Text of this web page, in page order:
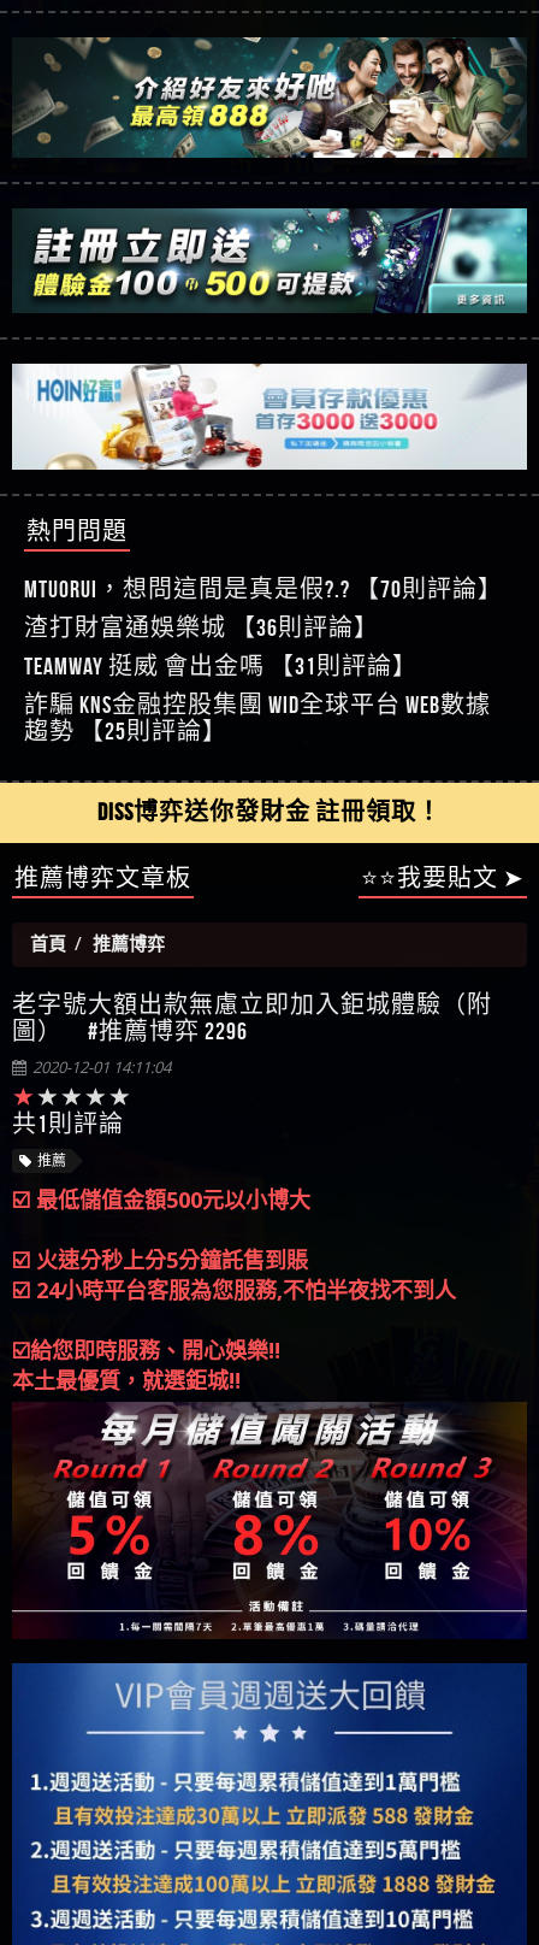
錢怎麼辦 本文教你如何拿回被騙資金
KnTop是詐騙嗎 【KnTop】KnTop無法出金 被KnTop詐騙
的錢一招拿回
【免費討回資金賴zg369】機台運算專案是詐騙嗎
機台運算專案是不是詐騙 機台運算專案是真的嗎
被機台運算專案詐騙的錢怎麼辦 本文教你如何拿
回被騙資金
【其他問題】 Hoyabit詐騙持續收割國人中【免費
討回資金賴zg369】Hoyabit是詐騙嗎 Hoyabit是不是詐
騙 Hoyabit是真的嗎 被HoyabitHoyabit詐騙的錢怎麼辦
本文教你如何拿回被騙資金
【其他問題】KS.M多元化行銷詐騙持續收割國人
中【免費討回資金賴zg369】KS.M多元化行銷是詐
騙嗎 KS.M多元化行銷是不是詐騙 KS.M多元化行銷是
真的嗎 被KS.M多元化行銷詐騙的錢怎麼辦 本文教
你如何拿回被騙資金
【其他問題】免費追回賴「zg369」深度解析野原
家 Family & Love如何詐騙 野原家 Family & Love是不是詐
騙 野原家 Family & Love是真的嗎 野原家 Family & Love是
詐騙嗎 165多次通報野原家 Family & Love是詐騙平台
【其他問題】元盈橋詐騙持續收割國人中【免費
討回資金賴zg369】元盈橋是詐騙嗎 元盈橋是不是
詐騙 元盈橋是真的嗎 被元盈橋詐騙的錢怎麼辦
【其他問題】被騙追回賴【zg369】M.L.Edge利用新
型詐騙手法欺詐群眾 M.L.Edge是真的嗎 M.L.Edge是不
金 被M.L.Edge詐騙的錢一招拿回
【其他問題】 Robinhood詐騙持續收割國人中【免
不是詐騙 Robinhood是真的嗎 被Robinhood詐騙的錢怎
麼辦 本文教你如何拿回被騙資金
資金賴zg369】FLTO是詐騙嗎 FLTO是不是詐騙 FLTO是
真的嗎 被FLTO詐騙的錢怎麼辦 本文教你如何拿回
被騙資金
【其他問題】 遇詐騙求救賴【zg369】八旬老翁被
ALYWS詐騙家破人亡 ALYWS是真的嗎 ALYWS是不是詐騙
ALYWS是詐騙嗎 （ALYWS）無法出金 請小心群組暗椿
【其他問題】 一招教你揭秘新型詐騙手法 （受害
者免費援助賴zg369）當當詐騙 當當是不是詐騙 當
當是真的嗎 當當是詐騙嗎 六旬老婦深信當當高獲
利回報被騙的家破人亡
【其他問題】用理性數據指路，開啟你的高回報
娛樂之旅
【其他問題】【老玩家不藏私】2025 線上老虎機
這樣挑！RTP、波動率和平台安全的全攻略！
【推薦博弈】這款《ATG 武俠》老虎機真的猛！玩
過才知道什麼叫超過3萬種中獎方式！
【推薦博弈】BNG電子遊戲完整攻略！熱門老虎
機、集鴻運玩法、獨家試玩一次看！
【其他問題】【2025】ATG試玩必看！戰神賽特
51,000倍數玩法攻略，輕鬆稱霸老虎機！
【其他問題】「拆解力智投資詐騙套路緊急追討
賴zg369」力智投資是不是詐騙 力智投資是真的嗎
力智投資是詐騙嗎 南部老翁還在癡迷力智投資高
回報獲利 請不要在匯款
【其他問題】 【遇天盛商行詐騙追回資金賴
zg369】天盛商行詐騙 天盛商行是不是詐騙 天盛商
行是真的嗎 天盛商行是詐騙嗎 被天盛商行詐騙一
招教你拿回
【其他問題】 受害者援助賴【zg369】退休老翁被
大戶e點靈詐騙痛不欲生 大戶e點靈是真的嗎 大戶e
點靈是不是詐騙 大戶e點靈是詐騙嗎 大戶e點靈無
法出金 （大戶e點靈）教你如何規避詐騙陷阱
【其他問題】 弘記投資詐騙持續收割國人中【免
費討回資金賴zg369】弘記投資是詐騙嗎 弘記投資
是不是詐騙 弘記投資是真的嗎 被弘記投資詐騙的
錢怎麼辦 本文教你如何拿回被騙資金
【其他問題】 被騙追回賴【zg369】KnTop利用新型
詐騙手法欺詐群眾 KnTop是真的嗎 KnTop是不是詐騙
KnTop是詐騙嗎 【KnTop】KnTop無法出金 被KnTop詐騙
的錢一招拿回
【其他問題】機台運算專案詐騙持續收割國人中
【免費討回資金賴zg369】機台運算專案是詐騙嗎
機台運算專案是不是詐騙 機台運算專案是真的嗎
被機台運算專案詐騙的錢怎麼辦 本文教你如何拿
回被騙資金
【其他問題】 Hoyabit詐騙持續收割國人中【免費
討回資金賴zg369】Hoyabit是詐騙嗎 Hoyabit是不是詐
騙 Hoyabit是真的嗎 被HoyabitHoyabit詐騙的錢怎麼辦
本文教你如何拿回被騙資金
【其他問題】KS.M多元化行銷詐騙持續收割國人
中【免費討回資金賴zg369】KS.M多元化行銷是詐
騙嗎 KS.M多元化行銷是不是詐騙 KS.M多元化行銷是
真的嗎 被KS.M多元化行銷詐騙的錢怎麼辦 本文教
【其他問題】免費追回賴「zg369」深度解析野原
家 Family & Love如何詐騙 野原家 Family & Love是不是詐
騙 野原家 Family & Love是真的嗎 野原家 Family & Love是
【其他問題】元盈橋詐騙持續收割國人中【免費
討回資金賴zg369】元盈橋是詐騙嗎 元盈橋是不是
本文教你如何拿回被騙資金
【其他問題】被騙追回賴【zg369】M.L.Edge利用新
是詐騙 M.L.Edge是詐騙嗎 【M.L.Edge】M.L.Edge無法出
金 被M.L.Edge詐騙的錢一招拿回
費討回資金賴zg369】Robinhood是詐騙嗎 Robinhood是
不是詐騙 Robinhood是真的嗎 被Robinhood詐騙的錢怎
麼辦 本文教你如何拿回被騙資金
【其他問題】FLTO詐騙持續收割國人中【免費討回
資金賴zg369】FLTO是詐騙嗎 FLTO是不是詐騙 FLTO是
真的嗎 被FLTO詐騙的錢怎麼辦 本文教你如何拿回
被騙資金
【其他問題】 遇詐騙求救賴【zg369】八旬老翁被
ALYWS詐騙家破人亡 ALYWS是真的嗎 ALYWS是不是詐騙
ALYWS是詐騙嗎 （ALYWS）無法出金 請小心群組暗椿
【其他問題】 一招教你揭秘新型詐騙手法 （受害
者免費援助賴zg369）當當詐騙 當當是不是詐騙 當
利回報被騙的家破人亡
【Wei】讚
【沈樂慧】又是九州??爛死了黑網不要玩
【林伊依】爛死了拉贏錢直接鎖帳號可以去吃屎
【陳靜茹】推薦小畢，我也是小畢的會員～～
【黃家羭】推推
【AVA娛樂城】還會自己做假對話來毀謗欸哈哈哈
好厲
【陳順堪】黑網不出金
【黃伊珊】不推薦爛公司
【陳順堪】星匯娛樂城出金幾次後贏錢就不給出
金
【陳順堪】黑網出金幾次後贏了就不出金出
【玩運彩】
【asd】唬爛不出金黑網垃圾平台
【蘇俊曄】所以會出金嗎現在也是一樣的狀況
【侯依揚】廢物喔
【傑】推代理真的好相處
回答
【王亞廷】LINE:kK605638
【王亞廷】#免費手遊#錢龍皇ONLINE#http
【傑】真的
【蔡如軒】黑網一個呵呵
【Wei】讚
【沈樂慧】又是九州??爛死了黑網不要玩
【林伊依】爛死了拉贏錢直接鎖帳號可以去吃屎
【陳靜茹】推薦小畢，我也是小畢的會員～～
【AVA娛樂城】還會自己做假對話來毀謗欸哈哈哈
【陳順堪】黑網不出金
【黃伊珊】不推薦爛公司
【陳順堪】星匯娛樂城出金幾次後贏錢就不給出
金
【陳順堪】黑網出金幾次後贏了就不出金出
【玩運彩】
【蘇俊曄】所以會出金嗎現在也是一樣的狀況
【侯依揚】廢物喔
熱門問題
MTUORUi，想問這間是真是假?.? 【70則評論】
渣打財富通娛樂城 【36則評論】
TEAMWAY 挺威 會出金嗎 【31則評論】
詐騙 kns金融控股集團 WID全球平台 WEB數據
趨勢 【25則評論】
DISS博弈送你發財金 註冊領取！
推薦博弈文章板 ⭐⭐我要貼文 ➤
首頁 推薦博弈
老字號大額出款無慮立即加入鉅城體驗（附
圖） #推薦博弈 2296
2020-12-01 14:11:04
共1則評論
推薦
☑️ 最低儲值金額500元以小博大
☑️ 火速分秒上分5分鐘託售到賬
☑️ 24小時平台客服為您服務,不怕半夜找不到人
☑️給您即時服務、開心娛樂‼️
本土最優質，就選鉅城‼️